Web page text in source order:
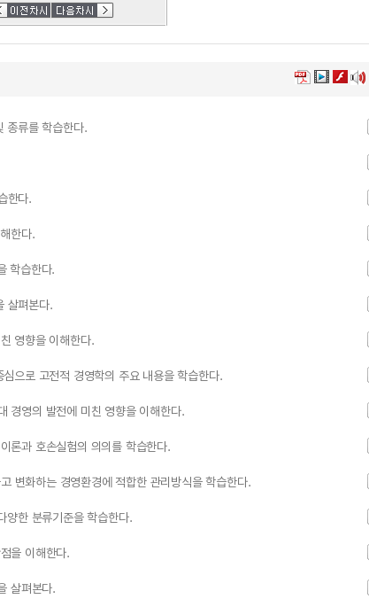
종류를 학습한다.
한다.
한다.
학습한다.
살펴본다.
영향을 이해한다.
으로 고전적 경영학의 주요 내용을 학습한다.
경영의 발전에 미친 영향을 이해한다.
론과 호손실험의 의의를 학습한다.
변화하는 경영환경에 적합한 관리방식을 학습한다.
양한 분류기준을 학습한다.
을 이해한다.
살펴본다.